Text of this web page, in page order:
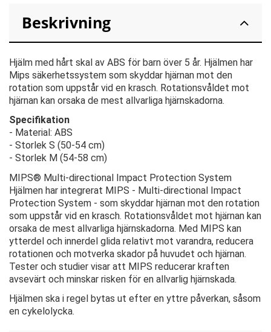
Beskrivning
Hjälm med hårt skal av ABS för barn över 5 år. Hjälmen har
Mips säkerhetssystem som skyddar hjärnan mot den
rotation som uppstår vid en krasch. Rotationsvåldet mot
hjärnan kan orsaka de mest allvarliga hjärnskadorna.
Specifikation
- Material: ABS
- Storlek S (50-54 cm)
- Storlek M (54-58 cm)
MIPS® Multi-directional Impact Protection System
Hjälmen har integrerat MIPS - Multi-directional Impact
Protection System - som skyddar hjärnan mot den rotation
som uppstår vid en krasch. Rotationsvåldet mot hjärnan kan
orsaka de mest allvarliga hjärnskadorna. Med MIPS kan
ytterdel och innerdel glida relativt mot varandra, reducera
rotationen och motverka skador på huvudet och hjärnan.
Tester och studier visar att MIPS reducerar kraften
avsevärt och minskar risken för en allvarlig hjärnskada.
Hjälmen ska i regel bytas ut efter en yttre påverkan, såsom
en cykelolycka.